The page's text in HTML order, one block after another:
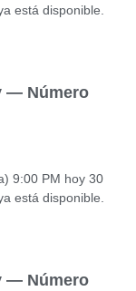
está disponible.
— Número
9:00 PM hoy 30
está disponible.
— Número